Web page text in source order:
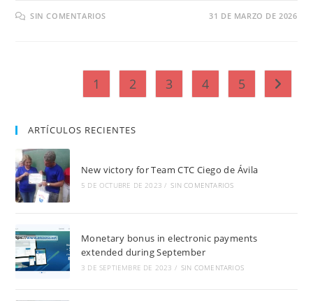
SIN COMENTARIOS 31 DE MARZO DE 2026
1 2 3 4 5 Ir a la
ARTÍCULOS RECIENTES
New victory for Team CTC Ciego de Ávila
5 DE OCTUBRE DE 2023 / SIN COMENTARIOS
Monetary bonus in electronic payments
extended during September
3 DE SEPTIEMBRE DE 2023 / SIN COMENTARIOS